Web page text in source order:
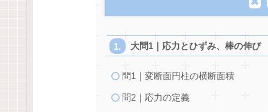
大問1｜応力とひずみ、棒の伸び
問1｜変断面円柱の横断面積
問2｜応力の定義